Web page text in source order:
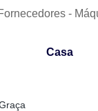
-
Casa